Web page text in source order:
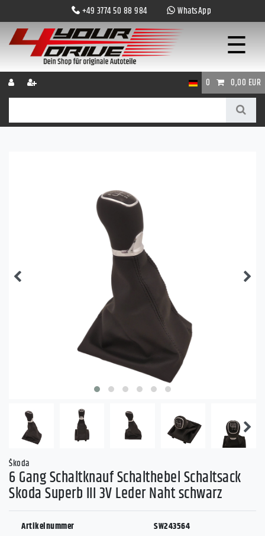
+49 3774 50 88 984 WhatsApp
☰
0 0,00 EUR
Škoda
6 Gang Schaltknauf Schalthebel Schaltsack
Skoda Superb III 3V Leder Naht schwarz
Artikelnummer
SW243564